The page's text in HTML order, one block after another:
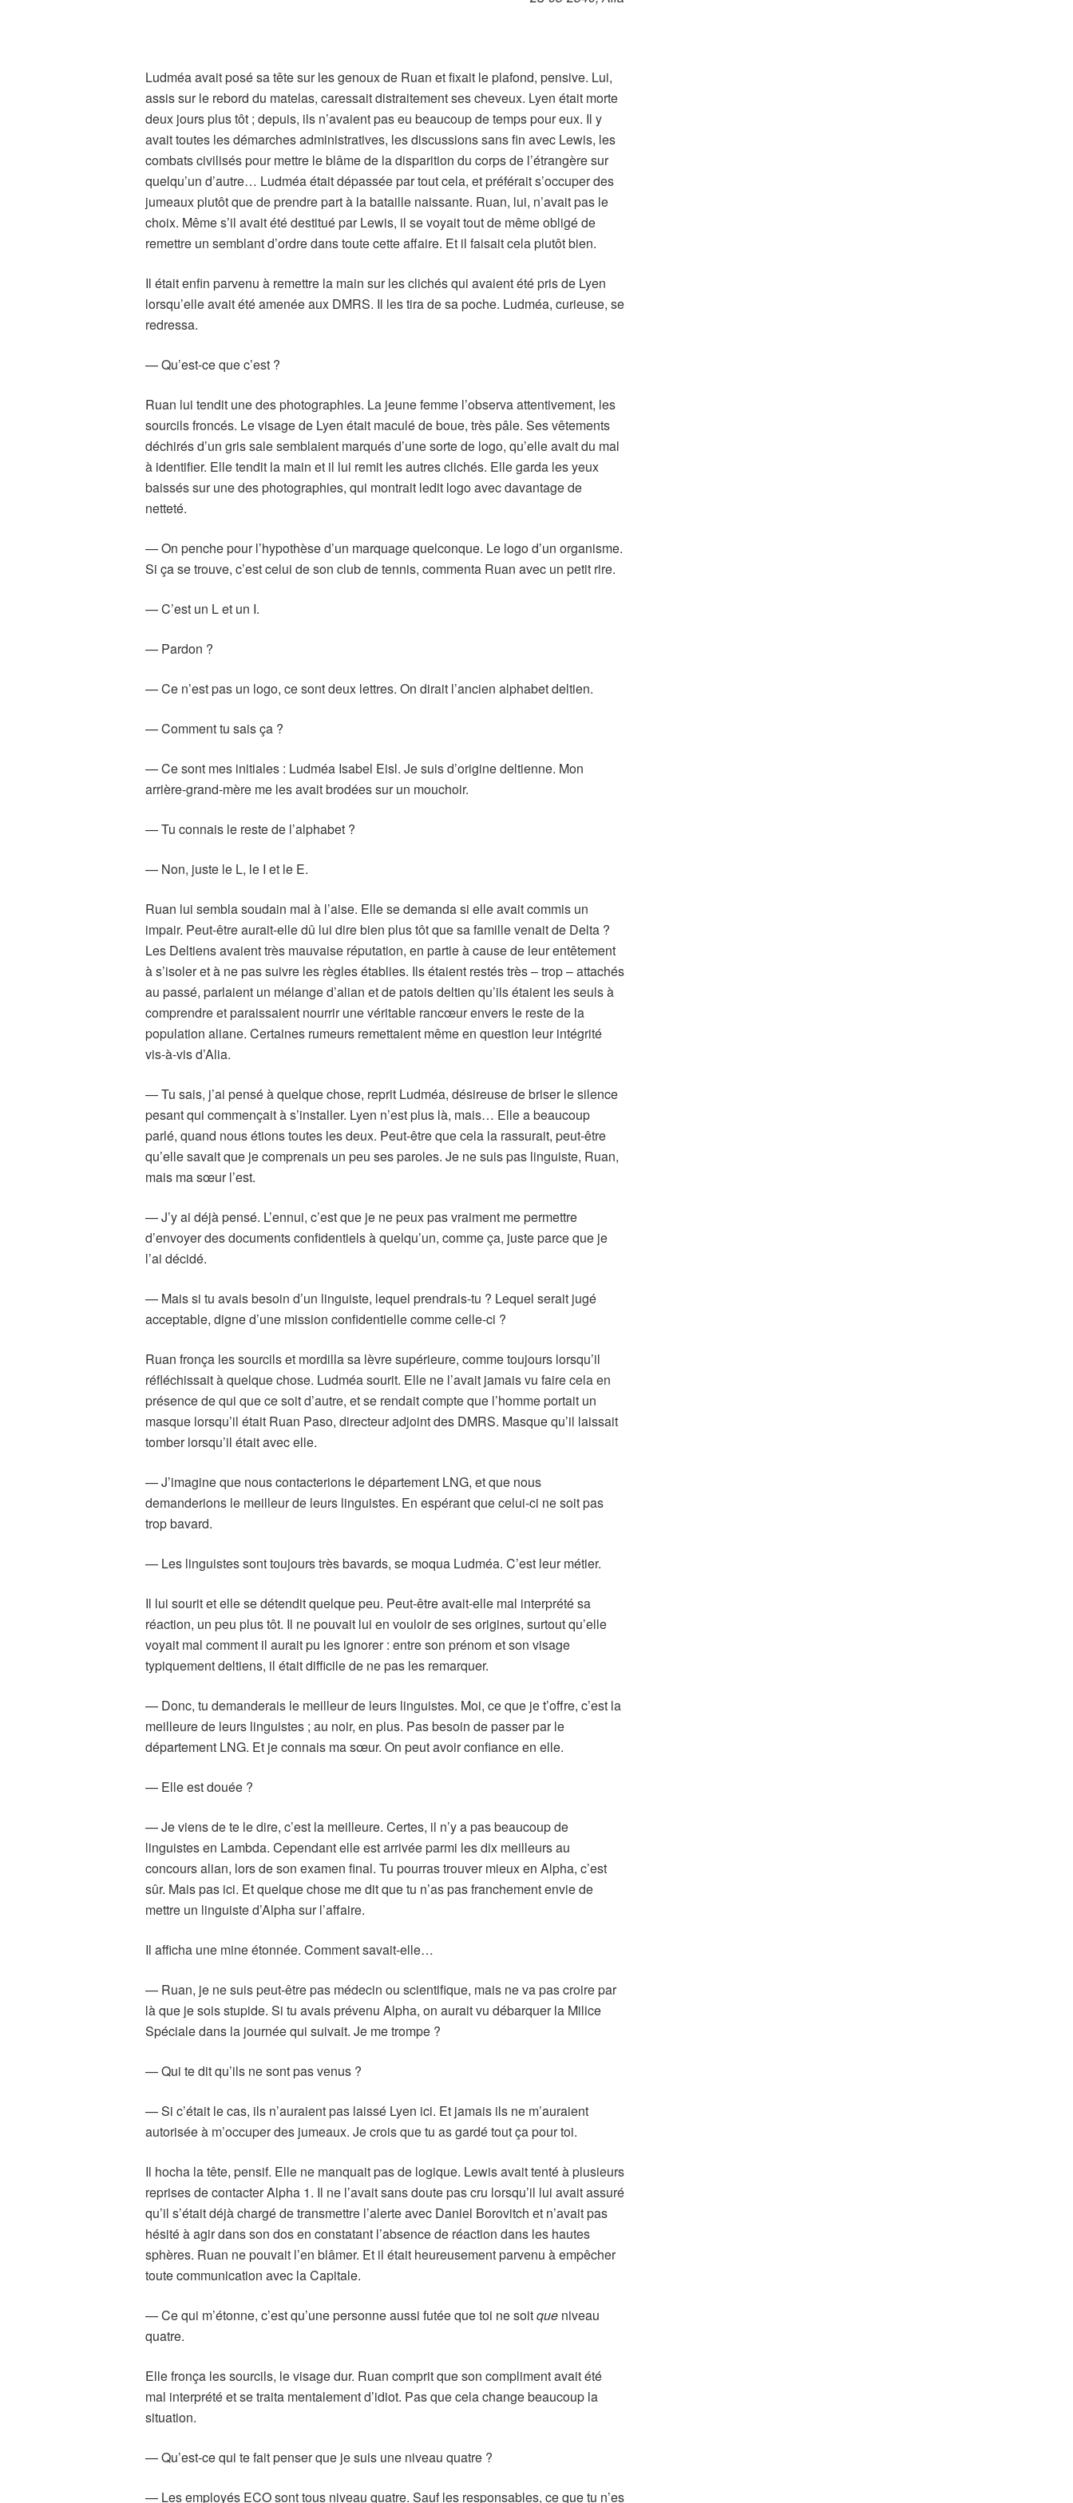
Ludméa avait posé sa tête sur les genoux de Ruan et fixait le plafond, pensive. Lui,
assis sur le rebord du matelas, caressait distraitement ses cheveux. Lyen était morte
deux jours plus tôt ; depuis, ils n’avaient pas eu beaucoup de temps pour eux. Il y
avait toutes les démarches administratives, les discussions sans fin avec Lewis, les
combats civilisés pour mettre le blâme de la disparition du corps de l’étrangère sur
quelqu’un d’autre… Ludméa était dépassée par tout cela, et préférait s’occuper des
jumeaux plutôt que de prendre part à la bataille naissante. Ruan, lui, n’avait pas le
choix. Même s’il avait été destitué par Lewis, il se voyait tout de même obligé de
remettre un semblant d’ordre dans toute cette affaire. Et il faisait cela plutôt bien.
Il était enfin parvenu à remettre la main sur les clichés qui avaient été pris de Lyen
lorsqu’elle avait été amenée aux DMRS. Il les tira de sa poche. Ludméa, curieuse, se
redressa.
— Qu’est-ce que c’est ?
Ruan lui tendit une des photographies. La jeune femme l’observa attentivement, les
sourcils froncés. Le visage de Lyen était maculé de boue, très pâle. Ses vêtements
déchirés d’un gris sale semblaient marqués d’une sorte de logo, qu’elle avait du mal
à identifier. Elle tendit la main et il lui remit les autres clichés. Elle garda les yeux
baissés sur une des photographies, qui montrait ledit logo avec davantage de
netteté.
— On penche pour l’hypothèse d’un marquage quelconque. Le logo d’un organisme.
Si ça se trouve, c’est celui de son club de tennis, commenta Ruan avec un petit rire.
— C’est un L et un I.
— Pardon ?
— Ce n’est pas un logo, ce sont deux lettres. On dirait l’ancien alphabet deltien.
— Comment tu sais ça ?
— Ce sont mes initiales : Ludméa Isabel Eisl. Je suis d’origine deltienne. Mon
arrière-grand-mère me les avait brodées sur un mouchoir.
— Tu connais le reste de l’alphabet ?
— Non, juste le L, le I et le E.
Ruan lui sembla soudain mal à l’aise. Elle se demanda si elle avait commis un
impair. Peut-être aurait-elle dû lui dire bien plus tôt que sa famille venait de Delta ?
Les Deltiens avaient très mauvaise réputation, en partie à cause de leur entêtement
à s’isoler et à ne pas suivre les règles établies. Ils étaient restés très – trop – attachés
au passé, parlaient un mélange d’alian et de patois deltien qu’ils étaient les seuls à
comprendre et paraissaient nourrir une véritable rancœur envers le reste de la
population aliane. Certaines rumeurs remettaient même en question leur intégrité
vis-à-vis d’Alia.
— Tu sais, j’ai pensé à quelque chose, reprit Ludméa, désireuse de briser le silence
pesant qui commençait à s’installer. Lyen n’est plus là, mais… Elle a beaucoup
parlé, quand nous étions toutes les deux. Peut-être que cela la rassurait, peut-être
qu’elle savait que je comprenais un peu ses paroles. Je ne suis pas linguiste, Ruan,
mais ma sœur l’est.
— J’y ai déjà pensé. L’ennui, c’est que je ne peux pas vraiment me permettre
d’envoyer des documents confidentiels à quelqu’un, comme ça, juste parce que je
l’ai décidé.
— Mais si tu avais besoin d’un linguiste, lequel prendrais-tu ? Lequel serait jugé
acceptable, digne d’une mission confidentielle comme celle-ci ?
Ruan fronça les sourcils et mordilla sa lèvre supérieure, comme toujours lorsqu’il
réfléchissait à quelque chose. Ludméa sourit. Elle ne l’avait jamais vu faire cela en
présence de qui que ce soit d’autre, et se rendait compte que l’homme portait un
masque lorsqu’il était Ruan Paso, directeur adjoint des DMRS. Masque qu’il laissait
tomber lorsqu’il était avec elle.
— J’imagine que nous contacterions le département LNG, et que nous
demanderions le meilleur de leurs linguistes. En espérant que celui-ci ne soit pas
trop bavard.
— Les linguistes sont toujours très bavards, se moqua Ludméa. C’est leur métier.
Il lui sourit et elle se détendit quelque peu. Peut-être avait-elle mal interprété sa
réaction, un peu plus tôt. Il ne pouvait lui en vouloir de ses origines, surtout qu’elle
voyait mal comment il aurait pu les ignorer : entre son prénom et son visage
typiquement deltiens, il était difficile de ne pas les remarquer.
— Donc, tu demanderais le meilleur de leurs linguistes. Moi, ce que je t’offre, c’est la
meilleure de leurs linguistes ; au noir, en plus. Pas besoin de passer par le
département LNG. Et je connais ma sœur. On peut avoir confiance en elle.
— Elle est douée ?
— Je viens de te le dire, c’est la meilleure. Certes, il n’y a pas beaucoup de
linguistes en Lambda. Cependant elle est arrivée parmi les dix meilleurs au
concours alian, lors de son examen final. Tu pourras trouver mieux en Alpha, c’est
sûr. Mais pas ici. Et quelque chose me dit que tu n’as pas franchement envie de
mettre un linguiste d’Alpha sur l’affaire.
Il afficha une mine étonnée. Comment savait-elle…
— Ruan, je ne suis peut-être pas médecin ou scientifique, mais ne va pas croire par
là que je sois stupide. Si tu avais prévenu Alpha, on aurait vu débarquer la Milice
Spéciale dans la journée qui suivait. Je me trompe ?
— Qui te dit qu’ils ne sont pas venus ?
— Si c’était le cas, ils n’auraient pas laissé Lyen ici. Et jamais ils ne m’auraient
autorisée à m’occuper des jumeaux. Je crois que tu as gardé tout ça pour toi.
Il hocha la tête, pensif. Elle ne manquait pas de logique. Lewis avait tenté à plusieurs
reprises de contacter Alpha 1. Il ne l’avait sans doute pas cru lorsqu’il lui avait assuré
qu’il s’était déjà chargé de transmettre l’alerte avec Daniel Borovitch et n’avait pas
hésité à agir dans son dos en constatant l’absence de réaction dans les hautes
sphères. Ruan ne pouvait l’en blâmer. Et il était heureusement parvenu à empêcher
toute communication avec la Capitale.
— Ce qui m’étonne, c’est qu’une personne aussi futée que toi ne soitque niveau
quatre.
Elle fronça les sourcils, le visage dur. Ruan comprit que son compliment avait été
mal interprété et se traita mentalement d’idiot. Pas que cela change beaucoup la
situation.
— Qu’est-ce qui te fait penser que je suis une niveau quatre ?
— Les employés ECO sont tous niveau quatre. Sauf les responsables, ce que tu n’es